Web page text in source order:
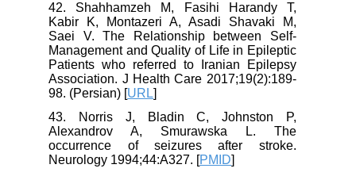
42. Shahhamzeh M, Fasihi Harandy T,
Kabir K, Montazeri A, Asadi Shavaki M,
Saei V. The Relationship between Self-
Management and Quality of Life in Epileptic
Patients who referred to Iranian Epilepsy
Association. J Health Care 2017;19(2):189-
98. (Persian) [URL
43. Norris J, Bladin C, Johnston P,
Alexandrov A, Smurawska L. The
occurrence of seizures after stroke.
Neurology 1994;44:A327. [PMID